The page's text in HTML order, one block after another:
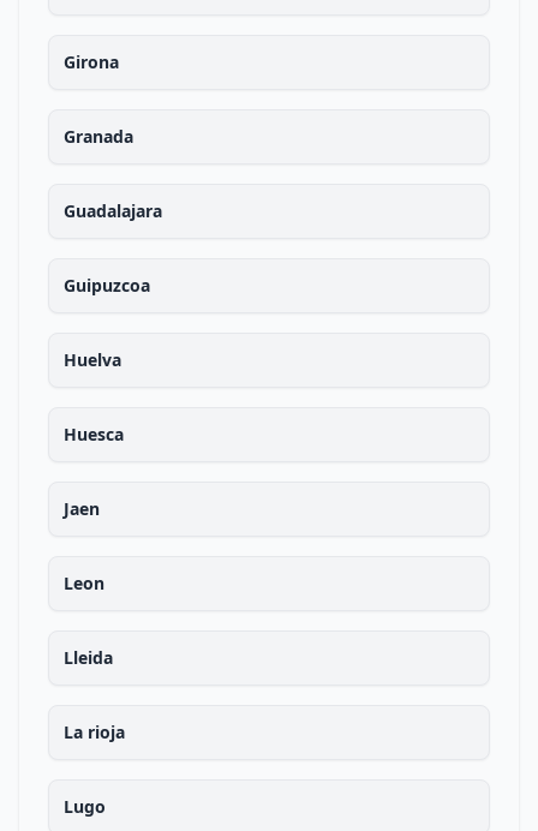
Girona
Granada
Guadalajara
Guipuzcoa
Huelva
Huesca
Jaen
Leon
Lleida
La rioja
Lugo